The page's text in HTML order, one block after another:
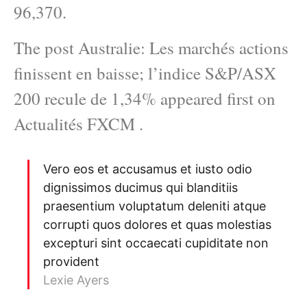
96,370.
The post Australie: Les marchés actions
finissent en baisse; l’indice S&P/ASX
200 recule de 1,34% appeared first on
Actualités FXCM .
Vero eos et accusamus et iusto odio
dignissimos ducimus qui blanditiis
praesentium voluptatum deleniti atque
corrupti quos dolores et quas molestias
excepturi sint occaecati cupiditate non
provident
Lexie Ayers